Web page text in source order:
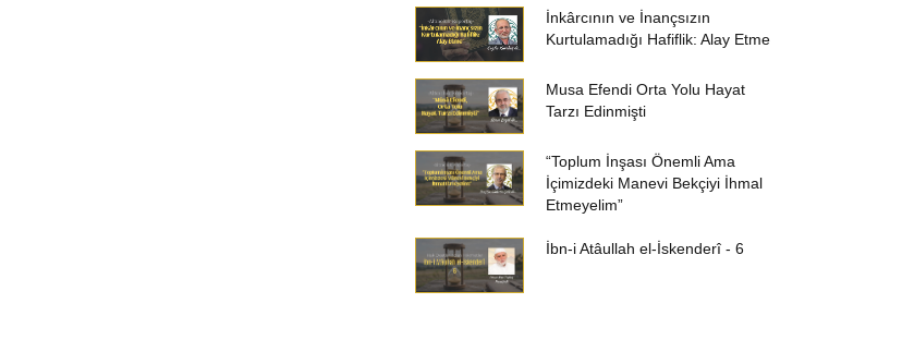
İnkârcının ve İnançsızın
Kurtulamadığı Hafiflik: Alay Etme
Musa Efendi Orta Yolu Hayat
Tarzı Edinmişti
“Toplum İnşası Önemli Ama
İçimizdeki Manevi Bekçiyi İhmal
Etmeyelim”
İbn-i Atâullah el-İskenderî - 6